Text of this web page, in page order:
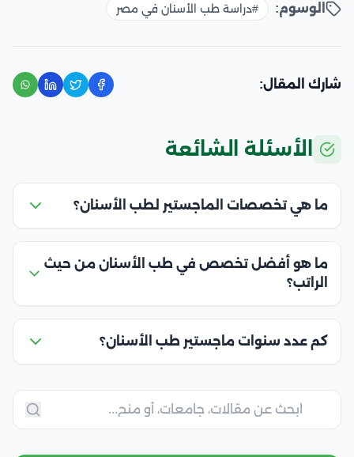
الوسوم: #دراسة طب الأسنان في مصر
شارك المقال:
الأسئلة الشائعة
ما هي تخصصات الماجستير لطب الأسنان؟
ما هو أفضل تخصص في طب الأسنان من حيث
الراتب؟
كم عدد سنوات ماجستير طب الأسنان؟